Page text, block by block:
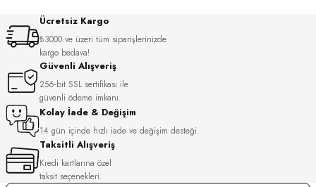
Ücretsiz Kargo
₺3000 ve üzeri tüm siparişlerinizde
kargo bedava!
Güvenli Alışveriş
256-bit SSL sertifikası ile
güvenli ödeme imkanı.
Kolay İade & Değişim
14 gün içinde hızlı iade ve değişim desteği.
Taksitli Alışveriş
Kredi kartlarına özel
taksit seçenekleri.